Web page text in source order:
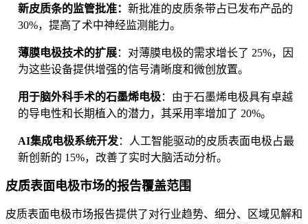
新皮质条的监管批准： 新批准的皮质条带占已发布产品的
30%，提高了术中神经监测能力。
薄膜电极技术的扩展：对薄膜电极的需求增长了 25%，因
为这些设备提供增强的信号清晰度和微创放置。
用于脑外科手术的石墨烯电极：由于石墨烯电极具有卓越
的导电性和长期植入的潜力，其采用率增加了 20%。
AI集成电极系统开发：人工智能驱动的皮质表面电极占最
新创新的 15%，改善了实时大脑活动分析。
皮质表面电极市场的报告覆盖范围
皮质表面电极市场报告提供了对行业趋势、细分、区域见解和